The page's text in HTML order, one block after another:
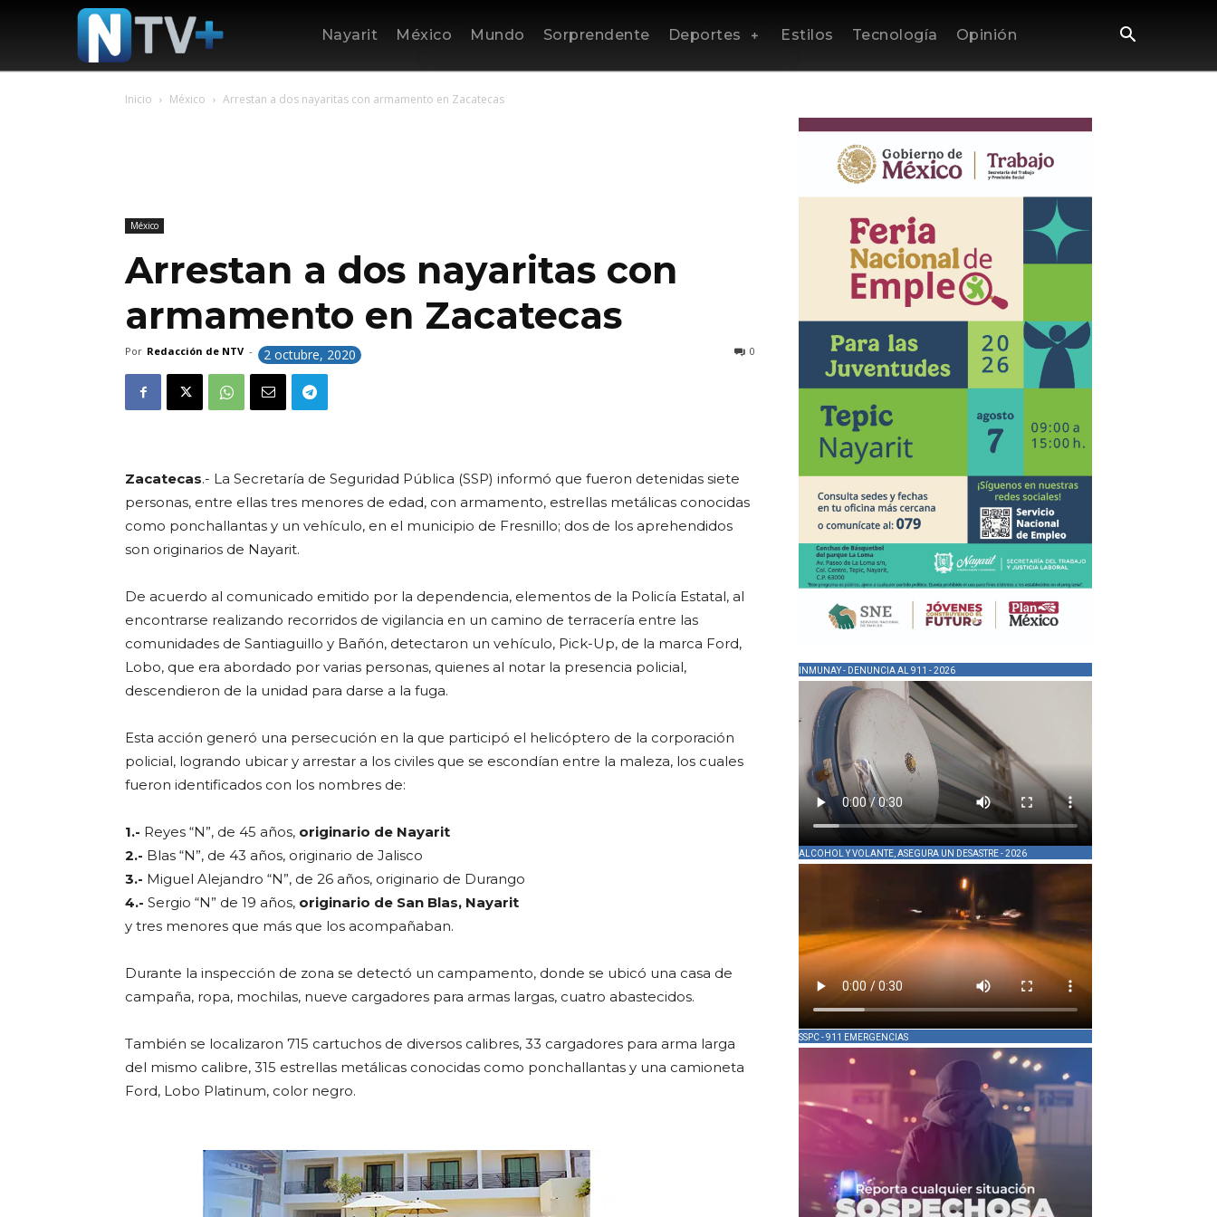
Nayarit México Mundo Sorprendente Deportes Estilos Tecnología Opinión
Inicio México Arrestan a dos nayaritas con armamento en Zacatecas
México
Arrestan a dos nayaritas con
armamento en Zacatecas
Por Redacción de NTV - 2 octubre, 2020 0
Zacatecas.- La Secretaría de Seguridad Pública (SSP) informó que fueron detenidas siete
personas, entre ellas tres menores de edad, con armamento, estrellas metálicas conocidas
como ponchallantas y un vehículo, en el municipio de Fresnillo; dos de los aprehendidos
son originarios de Nayarit.
De acuerdo al comunicado emitido por la dependencia, elementos de la Policía Estatal, al
encontrarse realizando recorridos de vigilancia en un camino de terracería entre las
comunidades de Santiaguillo y Bañón, detectaron un vehículo, Pick-Up, de la marca Ford,
Lobo, que era abordado por varias personas, quienes al notar la presencia policial,
descendieron de la unidad para darse a la fuga.
Esta acción generó una persecución en la que participó el helicóptero de la corporación
policial, logrando ubicar y arrestar a los civiles que se escondían entre la maleza, los cuales
fueron identificados con los nombres de:
1.- Reyes “N”, de 45 años, originario de Nayarit
2.- Blas “N”, de 43 años, originario de Jalisco
3.- Miguel Alejandro “N”, de 26 años, originario de Durango
4.- Sergio “N” de 19 años, originario de San Blas, Nayarit
y tres menores que más que los acompañaban.
Durante la inspección de zona se detectó un campamento, donde se ubicó una casa de
campaña, ropa, mochilas, nueve cargadores para armas largas, cuatro abastecidos.
También se localizaron 715 cartuchos de diversos calibres, 33 cargadores para arma larga
del mismo calibre, 315 estrellas metálicas conocidas como ponchallantas y una camioneta
Ford, Lobo Platinum, color negro.
INMUNAY - DENUNCIA AL 911 - 2026
ALCOHOL Y VOLANTE, ASEGURA UN DESASTRE - 2026
SSPC - 911 EMERGENCIAS